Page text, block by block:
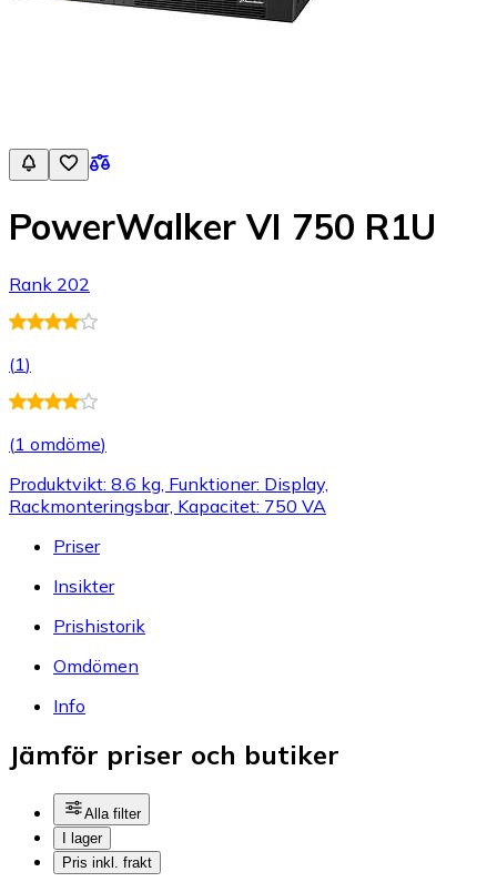
PowerWalker VI 750 R1U
Rank 202
(1)
(1 omdöme)
Produktvikt: 8.6 kg, Funktioner: Display,
Rackmonteringsbar, Kapacitet: 750 VA
Priser
Insikter
Prishistorik
Omdömen
Info
Jämför priser och butiker
Alla filter
I lager
Pris inkl. frakt